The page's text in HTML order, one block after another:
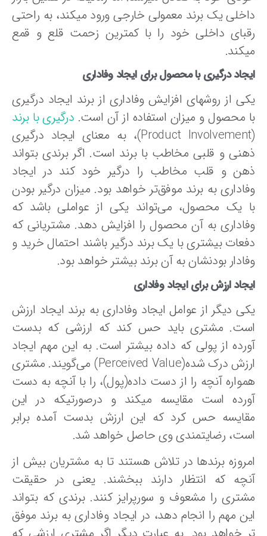
یک برند معمولی خارجی ورود میکند، به راحتی
داخلی خود را با کمترین زحمت قلع و قمع
درگیری با محصول برای ایجاد وفاداری
از روشهای افزایش وفاداری از برند ایجاد درگیری
محصول و میزان استفاده از آن است.درگیری با برند
(Product Involvement)، به معنای ایجاد درگیری
و قلبی مخاطب با برند است. اگر برندی بتواند
و قلب مخاطب را درگیر خود کند در ایجاد
به برند موفق‌تر خواهد بود. میزان درگیر بودن
یک محصول، می‌تواند یکی از عواملی باشد که
به آن محصول را افزایش دهد. مشتریانی که
بیشتری با یک برند درگیر باشند احتمال خرید و
بودنشان به آن برند بیشتر خواهد بود.
ارزش برای ایجاد وفاداری
دیگر از عوامل ایجاد وفاداری به برند ایجاد ارزش
مشتری باید حس کند که ارزشی که بدست
از پولی که داده بیشتر است. به این مهم ایجاد
ارزش درک شده(Perceived Value) می‌گویند. مشتری
آنچه را از دست داده(پول)، را با آنچه به دست
است مقایسه میکند و درصورتیکه در این
حس کرد که این ارزش بدست آمده برابر
رضایتمندی وی حاصل خواهد شد.
برندها در تلاش هستند تا به مشتریان بیش از
که انتظار دارند ببخشند. یعنی در حقیقت
را مشعوف و سورپرایز کنند. برندی که بتواند
مهم را انجام دهد، در ایجاد وفاداری به برند موفق